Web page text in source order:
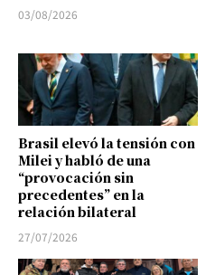
03/08/2026
Brasil elevó la tensión con
Milei y habló de una
“provocación sin
precedentes” en la
relación bilateral
27/07/2026